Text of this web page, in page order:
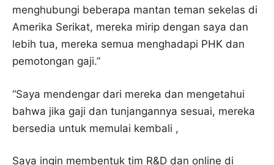
menghubungi beberapa mantan teman sekelas di
Amerika Serikat, mereka mirip dengan saya dan
lebih tua, mereka semua menghadapi PHK dan
pemotongan gaji.”
“Saya mendengar dari mereka dan mengetahui
bahwa jika gaji dan tunjangannya sesuai, mereka
bersedia untuk memulai kembali ,
Saya ingin membentuk tim R&D dan online di